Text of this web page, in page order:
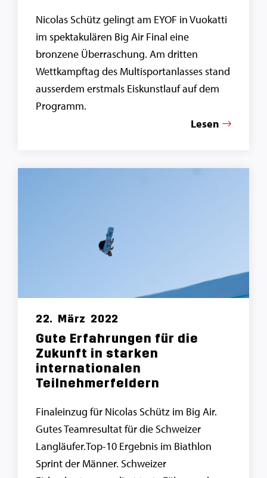
Nicolas Schütz gelingt am EYOF in Vuokatti
im spektakulären Big Air Final eine
bronzene Überraschung. Am dritten
Wettkampftag des Multisportanlasses stand
ausserdem erstmals Eiskunstlauf auf dem
Programm.
Lesen
22. März 2022
Gute Erfahrungen für die
Zukunft in starken
internationalen
Teilnehmerfeldern
Finaleinzug für Nicolas Schütz im Big Air.
Gutes Teamresultat für die Schweizer
Langläufer.Top-10 Ergebnis im Biathlon
Sprint der Männer. Schweizer